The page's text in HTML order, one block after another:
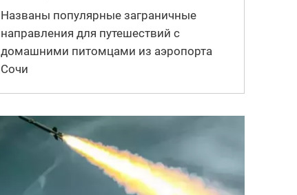
Названы популярные заграничные
направления для путешествий с
домашними питомцами из аэропорта
Сочи